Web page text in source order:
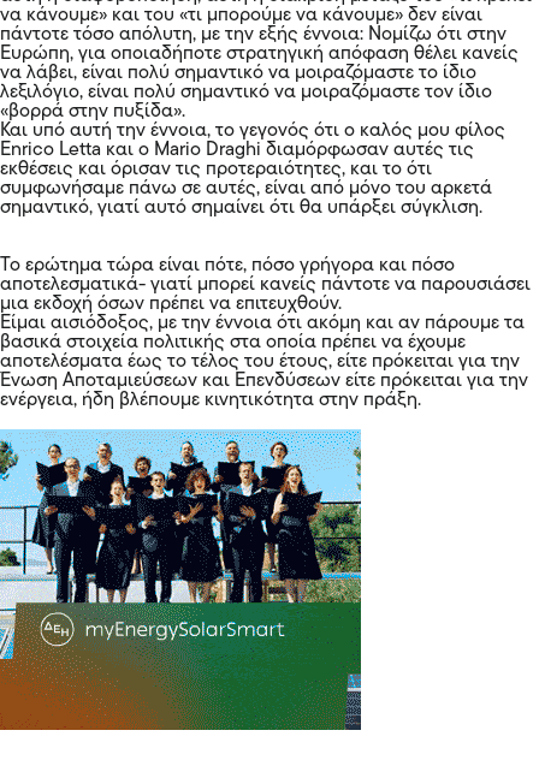
να κάνουμε» και του «τι μπορούμε να κάνουμε» δεν είναι
πάντοτε τόσο απόλυτη, με την εξής έννοια: Νομίζω ότι στην
Ευρώπη, για οποιαδήποτε στρατηγική απόφαση θέλει κανείς
να λάβει, είναι πολύ σημαντικό να μοιραζόμαστε το ίδιο
λεξιλόγιο, είναι πολύ σημαντικό να μοιραζόμαστε τον ίδιο
«βορρά στην πυξίδα».
Και υπό αυτή την έννοια, το γεγονός ότι ο καλός μου φίλος
Enrico Letta και ο Mario Draghi διαμόρφωσαν αυτές τις
εκθέσεις και όρισαν τις προτεραιότητες, και το ότι
συμφωνήσαμε πάνω σε αυτές, είναι από μόνο του αρκετά
σημαντικό, γιατί αυτό σημαίνει ότι θα υπάρξει σύγκλιση.
Το ερώτημα τώρα είναι πότε, πόσο γρήγορα και πόσο
αποτελεσματικά- γιατί μπορεί κανείς πάντοτε να παρουσιάσει
μια εκδοχή όσων πρέπει να επιτευχθούν.
Είμαι αισιόδοξος, με την έννοια ότι ακόμη και αν πάρουμε τα
βασικά στοιχεία πολιτικής στα οποία πρέπει να έχουμε
αποτελέσματα έως το τέλος του έτους, είτε πρόκειται για την
Ένωση Αποταμιεύσεων και Επενδύσεων είτε πρόκειται για την
ενέργεια, ήδη βλέπουμε κινητικότητα στην πράξη.